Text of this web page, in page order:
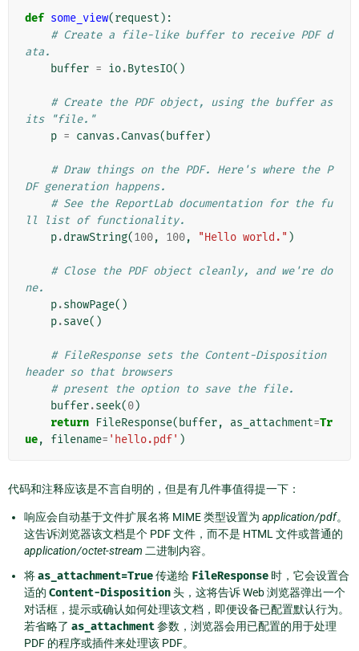
def some_view(request ):
# Create a file-like buffer to receive PDF d
ata.
buffer = io.BytesIO()
# Create the PDF object, using the buffer as
its "file."
p = canvas .Canvas( buffer)
# Draw things on the PDF. Here's where the P
DF generation happens.
# See the ReportLab documentation for the fu
ll list of functionality.
p.drawString(100, 100, "Hello world." )
# Close the PDF object cleanly, and we're do
ne.
p.showPage()
p.save()
# FileResponse sets the Content-Disposition
header so that browsers
# present the option to save the file.
buffer.seek(0)
return FileResponse( buffer, as_attachment=Tr
ue, filename= 'hello.pdf' )
代码和注释应该是不言自明的，但是有几件事值得提一下：
响应会自动基于文件扩展名将 MIME 类型设置为 application/pdf。
这告诉浏览器该文档是个 PDF 文件，而不是 HTML 文件或普通的
application/octet-stream 二进制内容。
将as_attachment=True传递给 FileResponse 时，它会设置合
适的 Content-Disposition头，这将告诉 Web 浏览器弹出一个
对话框，提示或确认如何处理该文档，即便设备已配置默认行为。
若省略了 as_attachment参数，浏览器会用已配置的用于处理
PDF 的程序或插件来处理该 PDF。